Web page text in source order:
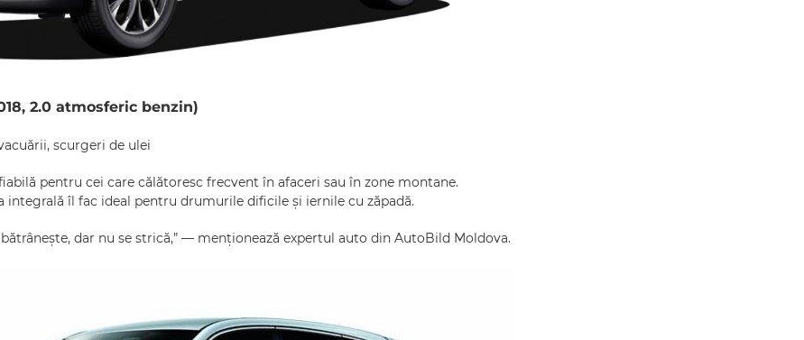
2.0 atmosferic benzin)
scurgeri de ulei
pentru cei care călătoresc frecvent în afaceri sau în zone montane.
integrală îl fac ideal pentru drumurile dificile și iernile cu zăpadă.
dar nu se strică,” — menționează expertul auto din AutoBild Moldova.